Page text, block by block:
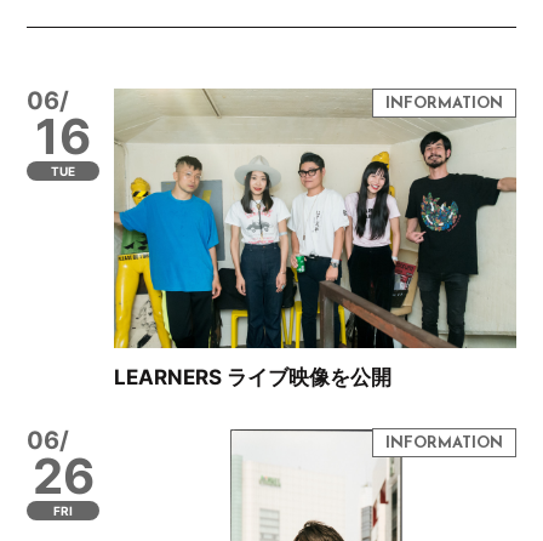
06/
16
TUE
LEARNERS ライブ映像を公開
06/
26
FRI